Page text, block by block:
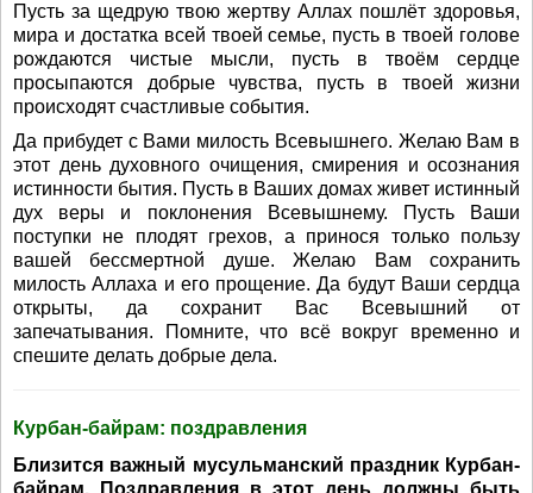
Пусть за щедрую твою жертву Аллах пошлёт здоровья,
мира и достатка всей твоей семье, пусть в твоей голове
рождаются чистые мысли, пусть в твоём сердце
просыпаются добрые чувства, пусть в твоей жизни
происходят счастливые события.
Да прибудет с Вами милость Всевышнего. Желаю Вам в
этот день духовного очищения, смирения и осознания
истинности бытия. Пусть в Ваших домах живет истинный
дух веры и поклонения Всевышнему. Пусть Ваши
поступки не плодят грехов, а принося только пользу
вашей бессмертной душе. Желаю Вам сохранить
милость Аллаха и его прощение. Да будут Ваши сердца
открыты, да сохранит Вас Всевышний от
запечатывания. Помните, что всё вокруг временно и
спешите делать добрые дела.
Курбан-байрам: поздравления
Близится важный мусульманский праздник Курбан-
байрам. Поздравления в этот день должны быть